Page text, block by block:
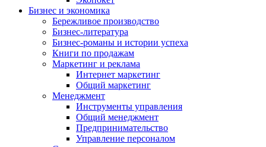
Бизнес и экономика
Бережливое производство
Бизнес-литература
Бизнес-романы и истории успеха
Книги по продажам
Маркетинг и реклама
Интернет маркетинг
Общий маркетинг
Менеджмент
Инструменты управления
Общий менеджмент
Предпринимательство
Управление персоналом